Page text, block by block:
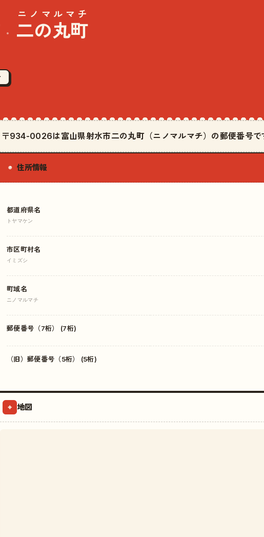
· 二の丸町
ニノマルマチ
〒934-0026は富山県射水市二の丸町（ニノマルマチ）の郵便番号で
◉ 住所情報
都道府県名
トヤマケン
市区町村名
イミズシ
町域名
ニノマルマチ
郵便番号（7桁） (7桁)
（旧）郵便番号（5桁） (5桁)
⌖ 地図